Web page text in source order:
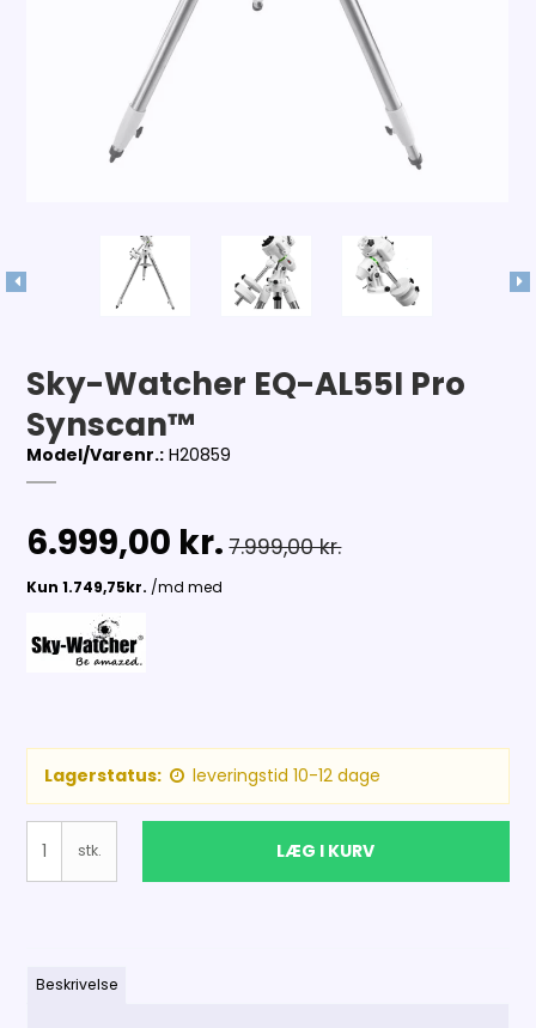
Sky-Watcher EQ-AL55I Pro
Synscan™
Model/Varenr.: H20859
6.999,00 kr. 7.999,00 kr.
Lagerstatus: leveringstid 10-12 dage
stk. LÆG I KURV
Beskrivelse